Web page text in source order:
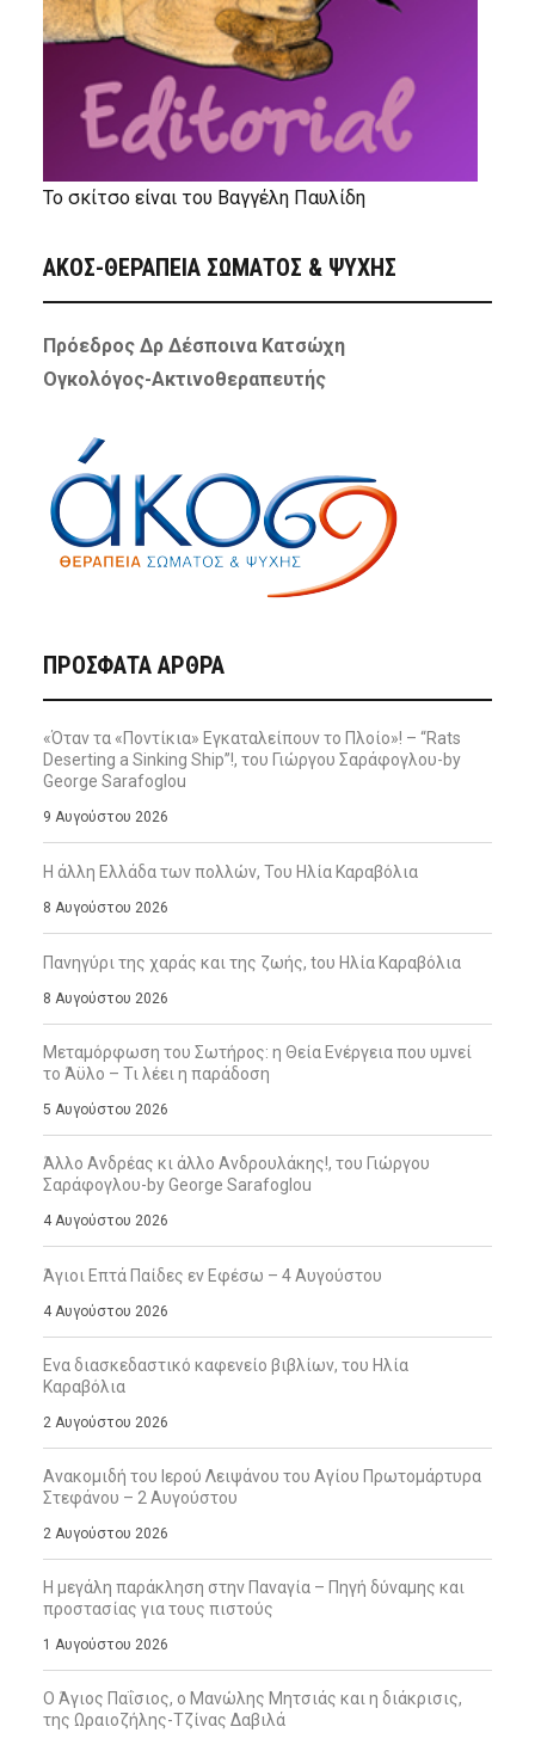
Το σκίτσο είναι του Βαγγέλη Παυλίδη
ΑΚΟΣ-ΘΕΡΑΠΕΙΑ ΣΩΜΑΤΟΣ & ΨΥΧΗΣ
Πρόεδρος Δρ Δέσποινα Κατσώχη
Ογκολόγος-Ακτινοθεραπευτής
ΠΡΌΣΦΑΤΑ ΆΡΘΡΑ
«Όταν τα «Ποντίκια» Εγκαταλείπουν το Πλοίο»! – “Rats
Deserting a Sinking Ship”!, του Γιώργου Σαράφογλου-by
George Sarafoglou
9 Αυγούστου 2026
Η άλλη Ελλάδα των πολλών, Του Ηλία Καραβόλια
8 Αυγούστου 2026
Πανηγύρι της χαράς και της ζωής, tου Ηλία Καραβόλια
8 Αυγούστου 2026
Μεταμόρφωση του Σωτήρος: η Θεία Ενέργεια που υμνεί
το Άϋλο – Τι λέει η παράδοση
5 Αυγούστου 2026
Άλλο Ανδρέας κι άλλο Ανδρουλάκης!, του Γιώργου
Σαράφογλου-by George Sarafoglou
4 Αυγούστου 2026
Άγιοι Επτά Παίδες εν Εφέσω – 4 Αυγούστου
4 Αυγούστου 2026
Ενα διασκεδαστικό καφενείο βιβλίων, του Ηλία
Καραβόλια
2 Αυγούστου 2026
Ανακομιδή του Ιερού Λειψάνου του Αγίου Πρωτομάρτυρα
Στεφάνου – 2 Αυγούστου
2 Αυγούστου 2026
Η μεγάλη παράκληση στην Παναγία – Πηγή δύναμης και
προστασίας για τους πιστούς
1 Αυγούστου 2026
Ο Άγιος Παΐσιος, ο Μανώλης Μητσιάς και η διάκρισις,
της Ωραιοζήλης-Τζίνας Δαβιλά